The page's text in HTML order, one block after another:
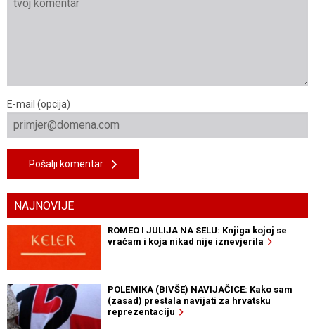
E-mail (opcija)
Pošalji komentar
NAJNOVIJE
ROMEO I JULIJA NA SELU: Knjiga kojoj se
vraćam i koja nikad nije iznevjerila
POLEMIKA (BIVŠE) NAVIJAČICE: Kako sam
(zasad) prestala navijati za hrvatsku
reprezentaciju